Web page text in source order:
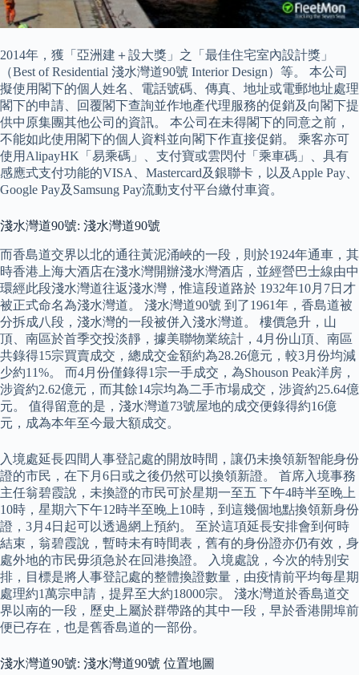
2014年，獲「亞洲建＋設大獎」之「最佳住宅室內設計獎」
（Best of Residential 淺水灣道90號 Interior Design）等。 本公司
擬使用閣下的個人姓名、電話號碼、傳真、地址或電郵地址處理
閣下的申請、回覆閣下查詢並作地產代理服務的促銷及向閣下提
供中原集團其他公司的資訊。 本公司在未得閣下的同意之前，
不能如此使用閣下的個人資料並向閣下作直接促銷。 乘客亦可
使用AlipayHK「易乘碼」、支付寶或雲閃付「乘車碼」、具有
感應式支付功能的VISA、Mastercard及銀聯卡，以及Apple Pay、
Google Pay及Samsung Pay流動支付平台繳付車資。
淺水灣道90號: 淺水灣道90號
而香島道交界以北的通往黃泥涌峽的一段，則於1924年通車，其
時香港上海大酒店在淺水灣開辦淺水灣酒店，並經營巴士線由中
環經此段淺水灣道往返淺水灣，惟這段道路於 1932年10月7日才
被正式命名為淺水灣道。 淺水灣道90號 到了1961年，香島道被
分拆成八段，淺水灣的一段被併入淺水灣道。 樓價急升，山
頂、南區於首季交投淡靜，據美聯物業統計，4月份山頂、南區
共錄得15宗買賣成交，總成交金額約為28.26億元，較3月份均減
少約11%。 而4月份僅錄得1宗一手成交，為Shouson Peak洋房，
涉資約2.62億元，而其餘14宗均為二手市場成交，涉資約25.64億
元。 值得留意的是，淺水灣道73號屋地的成交便錄得約16億
元，成為本年至今最大額成交。
入境處延長四間人事登記處的開放時間，讓仍未換領新智能身份
證的市民，在下月6日或之後仍然可以換領新證。 首席入境事務
主任翁碧霞說，未換證的市民可於星期一至五 下午4時半至晚上
10時，星期六下午12時半至晚上10時，到這幾個地點換領新身份
證，3月4日起可以透過網上預約。 至於這項延長安排會到何時
結束，翁碧霞說，暫時未有時間表，舊有的身份證亦仍有效，身
處外地的市民毋須急於在回港換證。 入境處說，今次的特別安
排，目標是將人事登記處的整體換證數量，由疫情前平均每星期
處理約1萬宗申請，提昇至大約18000宗。 淺水灣道於香島道交
界以南的一段，歷史上屬於群帶路的其中一段，早於香港開埠前
便已存在，也是舊香島道的一部份。
淺水灣道90號: 淺水灣道90號 位置地圖